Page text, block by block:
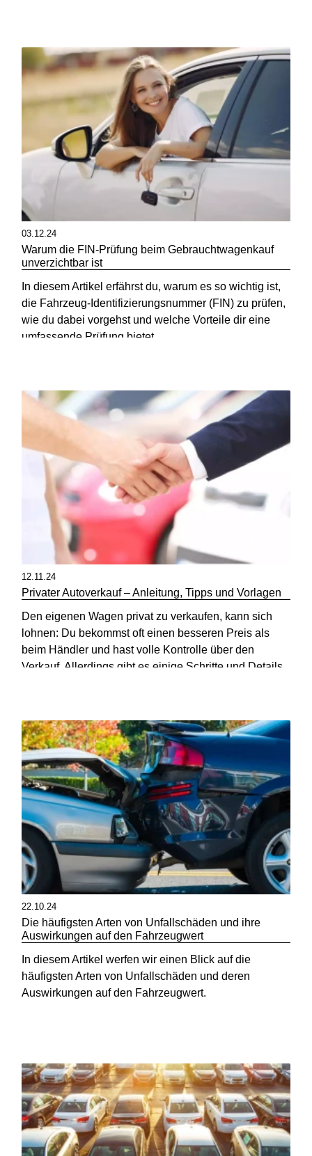
03.12.24
Warum die FIN-Prüfung beim Gebrauchtwagenkauf
unverzichtbar ist
In diesem Artikel erfährst du, warum es so wichtig ist,
die Fahrzeug-Identifizierungsnummer (FIN) zu prüfen,
wie du dabei vorgehst und welche Vorteile dir eine
umfassende Prüfung bietet.
12.11.24
Privater Autoverkauf – Anleitung, Tipps und Vorlagen
Den eigenen Wagen privat zu verkaufen, kann sich
lohnen: Du bekommst oft einen besseren Preis als
beim Händler und hast volle Kontrolle über den
Verkauf. Allerdings gibt es einige Schritte und Details,
22.10.24
Die häufigsten Arten von Unfallschäden und ihre
Auswirkungen auf den Fahrzeugwert
In diesem Artikel werfen wir einen Blick auf die
häufigsten Arten von Unfallschäden und deren
Auswirkungen auf den Fahrzeugwert.